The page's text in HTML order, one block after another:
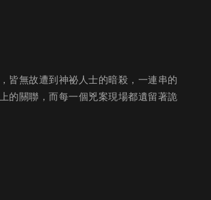
皆無故遭到神祕人士的暗殺，一連串的
的關聯，而每一個兇案現場都遺留著詭